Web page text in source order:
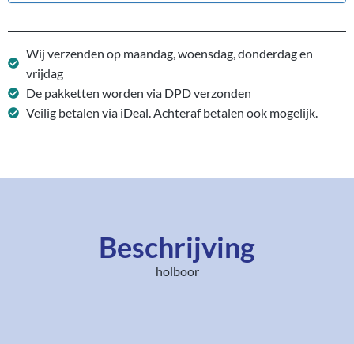
Wij verzenden op maandag, woensdag, donderdag en
vrijdag
De pakketten worden via DPD verzonden
Veilig betalen via iDeal. Achteraf betalen ook mogelijk.
Beschrijving
holboor